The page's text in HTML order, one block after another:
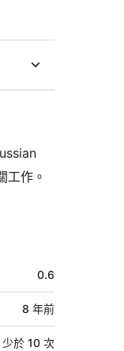
工作。
0.6
8 年前
少於 10 次